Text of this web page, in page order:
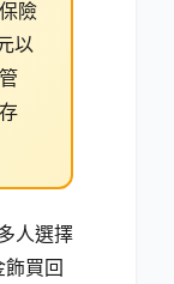
險
以
人選擇
買回